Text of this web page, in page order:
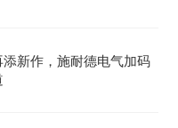
新作，施耐德电气加码